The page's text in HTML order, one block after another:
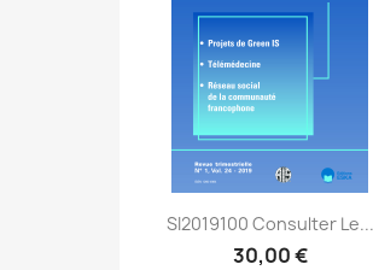
SI2019100 Consulter Le...
30,00 €